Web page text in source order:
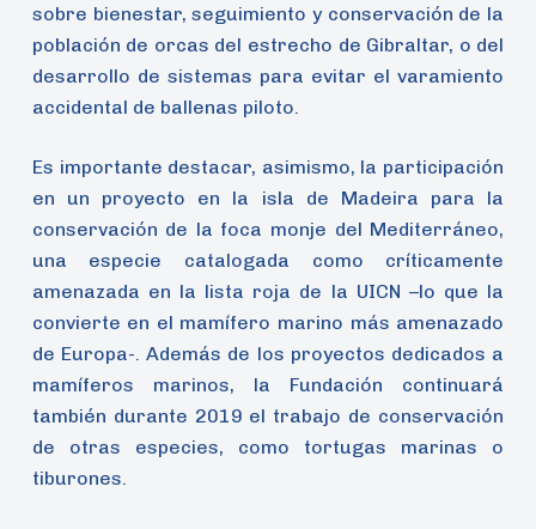
sobre bienestar, seguimiento y conservación de la
población de orcas del estrecho de Gibraltar, o del
desarrollo de sistemas para evitar el varamiento
accidental de ballenas piloto.
Es importante destacar, asimismo, la participación
en un proyecto en la isla de Madeira para la
conservación de la foca monje del Mediterráneo,
una especie catalogada como críticamente
amenazada en la lista roja de la UICN –lo que la
convierte en el mamífero marino más amenazado
de Europa-. Además de los proyectos dedicados a
mamíferos marinos, la Fundación continuará
también durante 2019 el trabajo de conservación
de otras especies, como tortugas marinas o
tiburones.